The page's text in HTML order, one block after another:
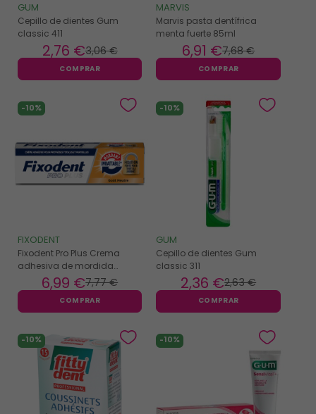
GUM
Cepillo de dientes Gum
classic 411
3,06 €
2,76 €
COMPRAR
MARVIS
Marvis pasta dentífrica
menta fuerte 85ml
7,68 €
6,91 €
COMPRAR
-10%
FIXODENT
Fixodent Pro Plus Crema
adhesiva de mordida
insuperable 57gr
7,77 €
6,99 €
COMPRAR
-10%
GUM
Cepillo de dientes Gum
classic 311
2,63 €
2,36 €
COMPRAR
-10% -10%